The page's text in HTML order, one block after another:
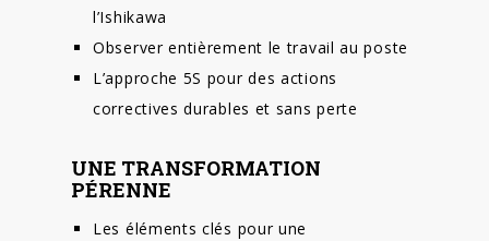
l’Ishikawa
Observer entièrement le travail au poste
L’approche 5S pour des actions
correctives durables et sans perte
UNE TRANSFORMATION
PÉRENNE
Les éléments clés pour une